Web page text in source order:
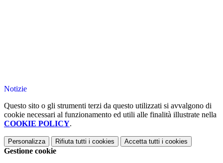
Notizie
Questo sito o gli strumenti terzi da questo utilizzati si avvalgono di
cookie necessari al funzionamento ed utili alle finalità illustrate nella
COOKIE POLICY.
Personalizza Rifiuta tutti i cookies Accetta tutti i cookies
Gestione cookie